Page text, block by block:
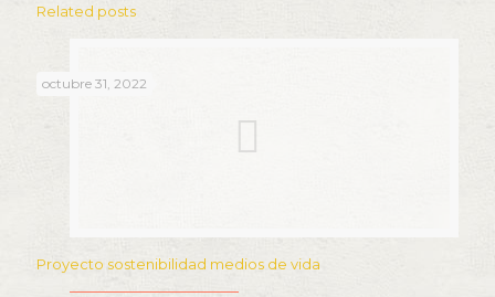
Related posts
octubre 31, 2022
Proyecto sostenibilidad medios de vida